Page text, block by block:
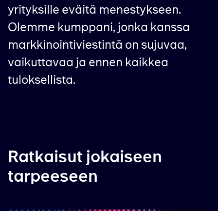
yrityksille eväitä menestykseen.
Olemme kumppani, jonka kanssa
markkinointiviestintä on sujuvaa,
vaikuttavaa ja ennen kaikkea
tuloksellista.
Ratkaisut jokaiseen
tarpeeseen